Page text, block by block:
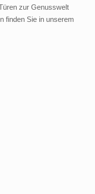
zur Genusswelt
finden Sie in unserem